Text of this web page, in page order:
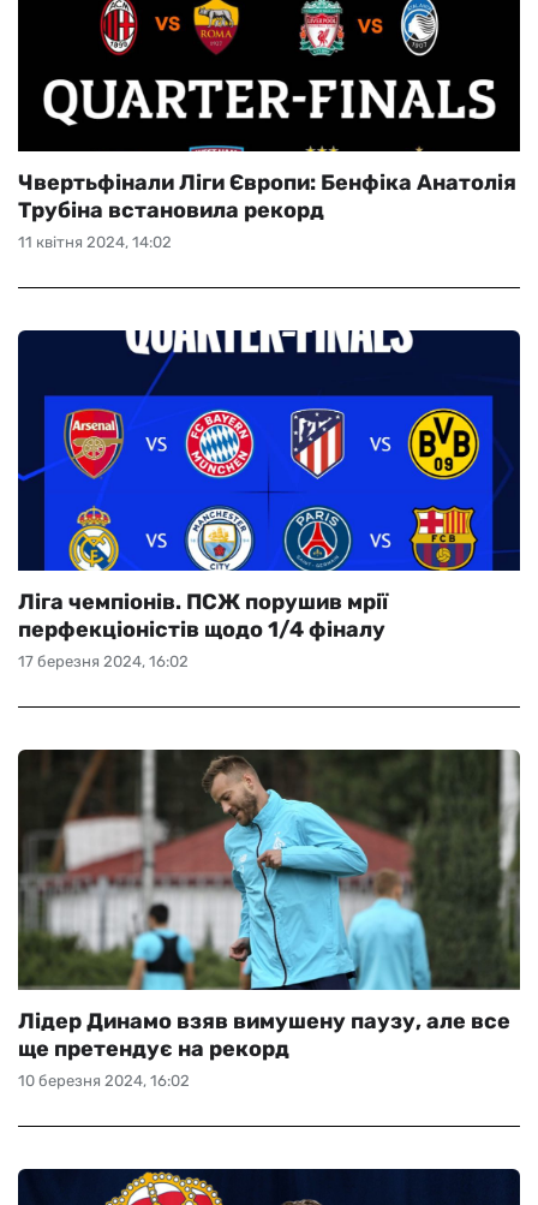
11 квітня 2024, 14:02
Чвертьфінали Ліги Європи: Бенфіка Анатолія
Трубіна встановила рекорд
17 березня 2024, 16:02
Ліга чемпіонів. ПСЖ порушив мрії
перфекціоністів щодо 1/4 фіналу
10 березня 2024, 16:02
Лідер Динамо взяв вимушену паузу, але все
ще претендує на рекорд